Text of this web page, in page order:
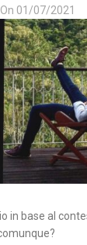
On 01/07/2021
in base al